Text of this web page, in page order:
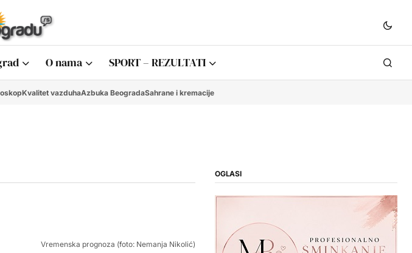
O nama SPORT – REZULTATI
Kvalitet vazduhaAzbuka BeogradaSahrane i kremacije
Vremenska prognoza (foto: Nemanja Nikolić)
OGLASI